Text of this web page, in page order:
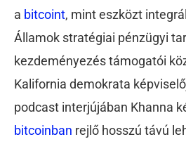
a bitcoint, mint eszközt
Államok stratégiai pénzügyi
kezdeményezés támogatói
Kalifornia demokrata
podcast interjújában Khanna
bitcoinban rejlő hosszú távú